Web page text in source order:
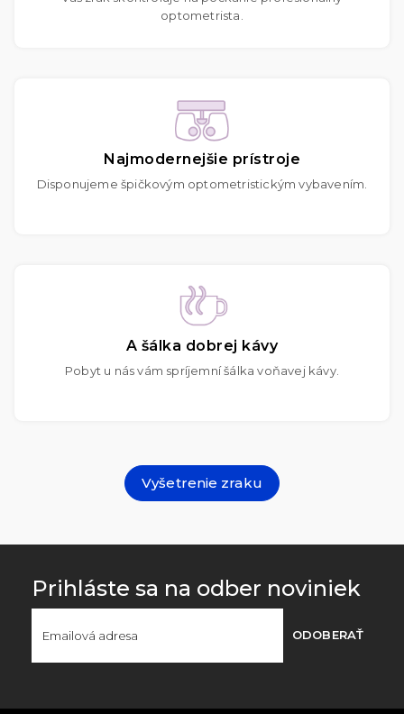
optometrista.
Najmodernejšie prístroje
Disponujeme špičkovým optometristickým vybavením.
A šálka dobrej kávy
Pobyt u nás vám spríjemní šálka voňavej kávy.
Vyšetrenie zraku
Prihláste sa na odber noviniek
ODOBERAŤ